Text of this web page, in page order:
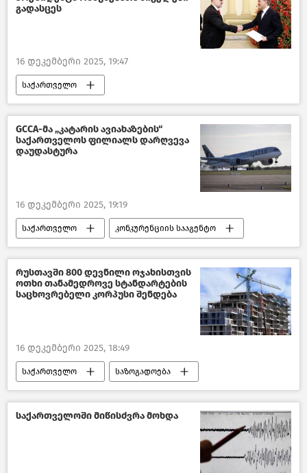
პოლიტიკა საქართველოში
გადასცეს
16 დეკემბერი 2025, 19:47
საქართველო
პოლიტიკა საქართველოში
საქართველოს პრეზიდენტი
საქართველოს საგარეო პოლიტიკა
GCCA-მა „კატარის ავიახაზების“
საქართველოს ფილიალს დარღვევა
დაუდასტურა
16 დეკემბერი 2025, 19:19
საქართველო კონკურენციის სააგენტო
შემთხვევები საქართველოში
საზოგადოება ახალი ამბები
რუსთავში 800 დევნილი ოჯახისთვის
ოთხი თანამედროვე სტანდარტების
საცხოვრებელი კორპუსი შენდება
16 დეკემბერი 2025, 18:49
საქართველო საზოგადოება
დევნილთა, შრომის, ჯანმრთელობისა და სოციალური დაცვის სამინისტრო
სოციალური სფერო საქართველოში
საქართველოში მიწისძვრა მოხდა